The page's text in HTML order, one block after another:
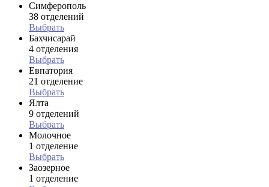
Симферополь
38 отделений
Выбрать
Бахчисарай
4 отделения
Выбрать
Евпатория
21 отделение
Выбрать
Ялта
9 отделений
Выбрать
Молочное
1 отделение
Выбрать
Заозерное
1 отделение